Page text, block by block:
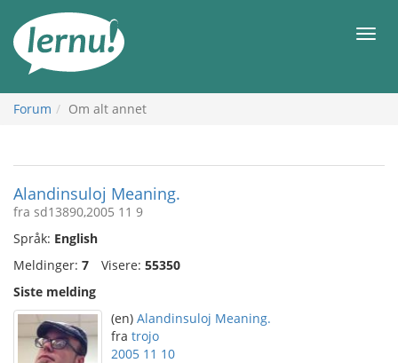
innholdet
Meny
Forum Om alt annet
Alandinsuloj Meaning.
fra sd13890,2005 11 9
Språk: English
Meldinger: 7 Visere: 55350
Siste melding
(en) Alandinsuloj Meaning.
fra trojo
2005 11 10